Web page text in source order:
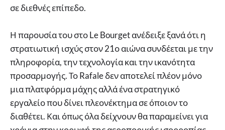
σε διεθνές επίπεδο.
Η παρουσία του στο Le Bourget ανέδειξε ξανά ότι η
στρατιωτική ισχύς στον 21ο αιώνα συνδέεται με την
πληροφορία, την τεχνολογία και την ικανότητα
προσαρμογής. Το Rafale δεν αποτελεί πλέον μόνο
μια πλατφόρμα μάχης αλλά ένα στρατηγικό
εργαλείο που δίνει πλεονέκτημα σε όποιον το
διαθέτει. Και όπως όλα δείχνουν θα παραμείνει για